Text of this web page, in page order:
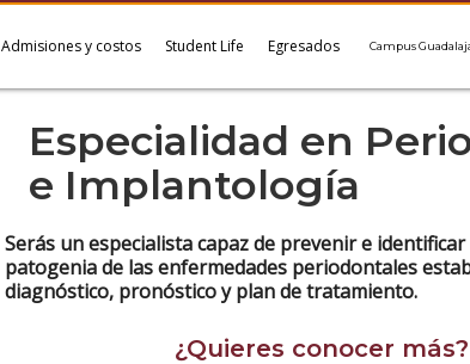
Admisiones y costos Student Life Egresados
Especialidad en
e Implantología
Serás un especialista capaz de prevenir e
patogenia de las enfermedades periodontales
diagnóstico, pronóstico y plan de tratamiento.
¿Quieres conocer más?